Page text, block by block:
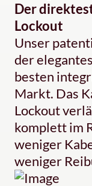
Der
Lockout
Unser
der
besten
Markt. Das
Lockout
komplett im
weniger
weniger